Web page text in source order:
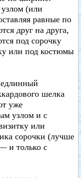
(или
равные по
друг на друга,
под сорочку
или под костюмы
шелка
уже
узлом и с
или
сорочки (лучше
и только с